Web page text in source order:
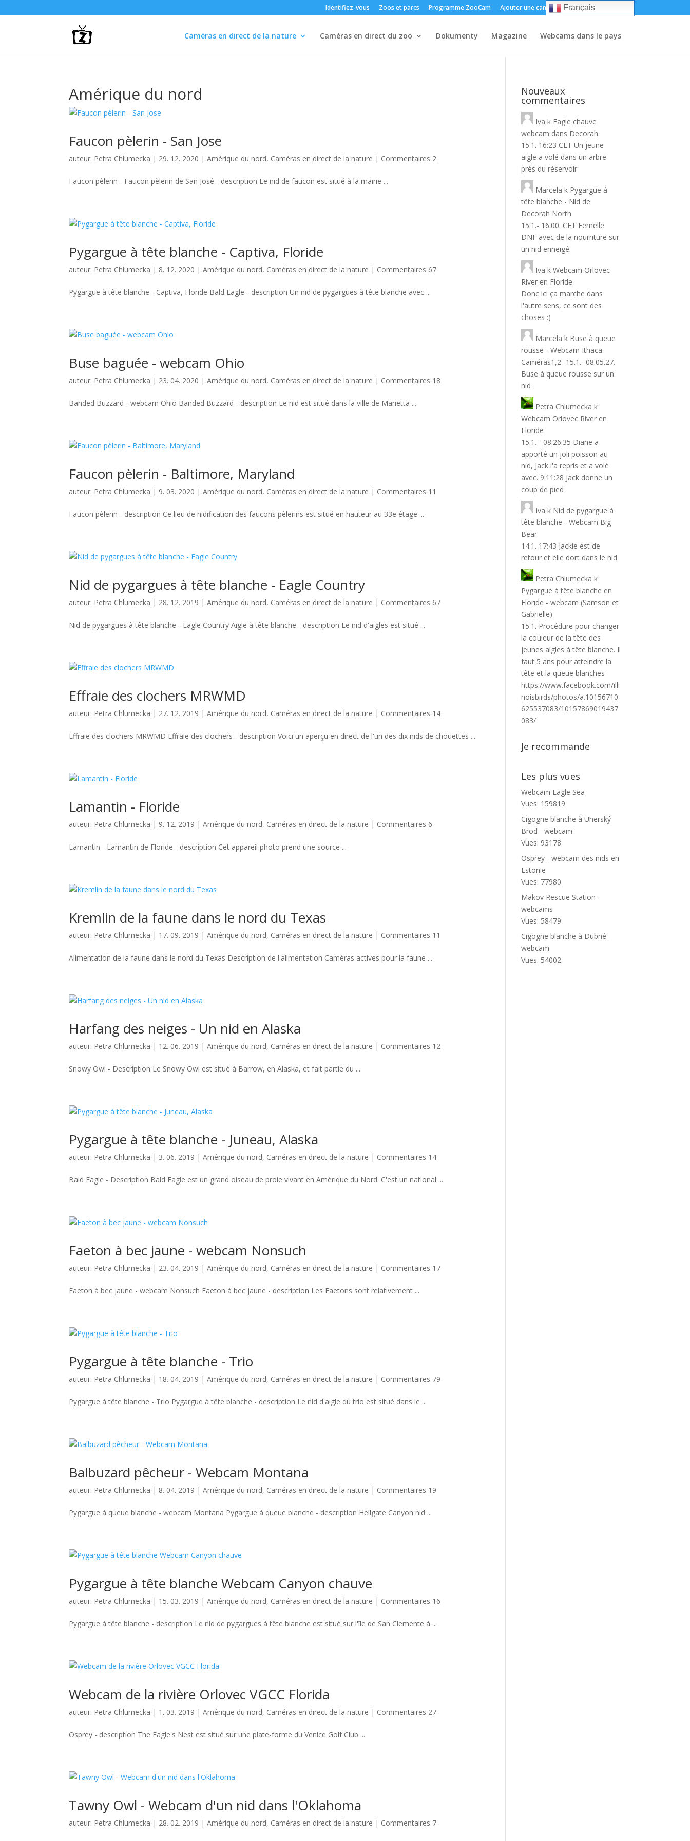
Identifiez-vous Zoos et parcs Programme ZooCam Ajouter une caméra Environ
Caméras en direct de la nature Caméras en direct du zoo Dokumenty Magazine Webcams dans le pays
Amérique du nord
Faucon pèlerin - San Jose
auteur: Petra Chlumecka | 29. 12. 2020 |Amérique du nord, Caméras en direct de la nature | Commentaires 2
Faucon pèlerin - Faucon pèlerin de San José - description Le nid de faucon est situé à la mairie ...
Pygargue à tête blanche - Captiva, Floride
auteur: Petra Chlumecka | 8. 12. 2020 |Amérique du nord, Caméras en direct de la nature | Commentaires 67
Pygargue à tête blanche - Captiva, Floride Bald Eagle - description Un nid de pygargues à tête blanche avec ...
Buse baguée - webcam Ohio
auteur: Petra Chlumecka | 23. 04. 2020 |Amérique du nord, Caméras en direct de la nature | Commentaires 18
Banded Buzzard - webcam Ohio Banded Buzzard - description Le nid est situé dans la ville de Marietta ...
Faucon pèlerin - Baltimore, Maryland
auteur: Petra Chlumecka | 9. 03. 2020 |Amérique du nord, Caméras en direct de la nature | Commentaires 11
Faucon pèlerin - description Ce lieu de nidification des faucons pèlerins est situé en hauteur au 33e étage ...
Nid de pygargues à tête blanche - Eagle Country
auteur: Petra Chlumecka | 28. 12. 2019 |Amérique du nord, Caméras en direct de la nature | Commentaires 67
Nid de pygargues à tête blanche - Eagle Country Aigle à tête blanche - description Le nid d'aigles est situé ...
Effraie des clochers MRWMD
auteur: Petra Chlumecka | 27. 12. 2019 |Amérique du nord, Caméras en direct de la nature | Commentaires 14
Effraie des clochers MRWMD Effraie des clochers - description Voici un aperçu en direct de l'un des dix nids de chouettes ...
Lamantin - Floride
auteur: Petra Chlumecka | 9. 12. 2019 |Amérique du nord, Caméras en direct de la nature | Commentaires 6
Lamantin - Lamantin de Floride - description Cet appareil photo prend une source ...
Kremlin de la faune dans le nord du Texas
auteur: Petra Chlumecka | 17. 09. 2019 |Amérique du nord, Caméras en direct de la nature | Commentaires 11
Alimentation de la faune dans le nord du Texas Description de l'alimentation Caméras actives pour la faune ...
Harfang des neiges - Un nid en Alaska
auteur: Petra Chlumecka | 12. 06. 2019 |Amérique du nord, Caméras en direct de la nature | Commentaires 12
Snowy Owl - Description Le Snowy Owl est situé à Barrow, en Alaska, et fait partie du ...
Pygargue à tête blanche - Juneau, Alaska
auteur: Petra Chlumecka | 3. 06. 2019 |Amérique du nord, Caméras en direct de la nature | Commentaires 14
Bald Eagle - Description Bald Eagle est un grand oiseau de proie vivant en Amérique du Nord. C'est un national ...
Faeton à bec jaune - webcam Nonsuch
auteur: Petra Chlumecka | 23. 04. 2019 |Amérique du nord, Caméras en direct de la nature | Commentaires 17
Faeton à bec jaune - webcam Nonsuch Faeton à bec jaune - description Les Faetons sont relativement ...
Pygargue à tête blanche - Trio
auteur: Petra Chlumecka | 18. 04. 2019 |Amérique du nord, Caméras en direct de la nature | Commentaires 79
Pygargue à tête blanche - Trio Pygargue à tête blanche - description Le nid d'aigle du trio est situé dans le ...
Balbuzard pêcheur - Webcam Montana
auteur: Petra Chlumecka | 8. 04. 2019 |Amérique du nord, Caméras en direct de la nature | Commentaires 19
Pygargue à queue blanche - webcam Montana Pygargue à queue blanche - description Hellgate Canyon nid ...
Pygargue à tête blanche Webcam Canyon chauve
auteur: Petra Chlumecka | 15. 03. 2019 |Amérique du nord, Caméras en direct de la nature | Commentaires 16
Pygargue à tête blanche - description Le nid de pygargues à tête blanche est situé sur l'île de San Clemente à ...
Webcam de la rivière Orlovec VGCC Florida
auteur: Petra Chlumecka | 1. 03. 2019 |Amérique du nord, Caméras en direct de la nature | Commentaires 27
Osprey - description The Eagle's Nest est situé sur une plate-forme du Venice Golf Club ...
Tawny Owl - Webcam d'un nid dans l'Oklahoma
auteur: Petra Chlumecka | 28. 02. 2019 |Amérique du nord, Caméras en direct de la nature | Commentaires 7
Nouveaux
commentaires
Iva k Eagle chauve
webcam dans Decorah
15.1. 16:23 CET Un jeune
aigle a volé dans un arbre
près du réservoir
Marcela k Pygargue à
tête blanche - Nid de
Decorah North
15.1.- 16.00. CET Femelle
DNF avec de la nourriture sur
un nid enneigé.
Iva kWebcam Orlovec
River en Floride
Donc ici ça marche dans
l'autre sens, ce sont des
choses :)
Marcela k Buse à queue
rousse - Webcam Ithaca
Caméras1,2- 15.1.- 08.05.27.
Buse à queue rousse sur un
nid
Petra Chlumecka k
Webcam Orlovec River en
Floride
15.1. - 08:26:35 Diane a
apporté un joli poisson au
nid, Jack l'a repris et a volé
avec. 9:11:28 Jack donne un
coup de pied
Iva k Nid de pygargue à
tête blanche - Webcam Big
Bear
14.1. 17:43 Jackie est de
retour et elle dort dans le nid
Petra Chlumecka k
Pygargue à tête blanche en
Floride - webcam (Samson et
Gabrielle)
15.1. Procédure pour changer
la couleur de la tête des
jeunes aigles à tête blanche. Il
faut 5 ans pour atteindre la
tête et la queue blanches
https://www.facebook.com/illi
noisbirds/photos/a.10156710
625537083/10157869019437
083/
Je recommande
Les plus vues
Webcam Eagle Sea
Vues: 159819
Cigogne blanche à Uherský
Brod - webcam
Vues: 93178
Osprey - webcam des nids en
Estonie
Vues: 77980
Makov Rescue Station -
webcams
Vues: 58479
Cigogne blanche à Dubné -
webcam
Vues: 54002
Français